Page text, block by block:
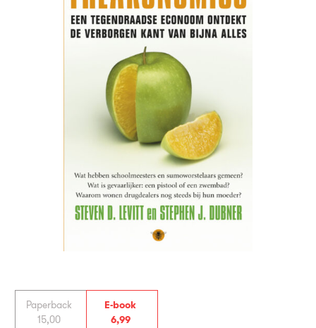
Paperback
15,00
E-book
6,99